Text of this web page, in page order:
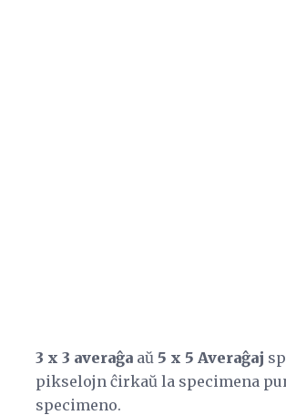
3 x 3 averaĝa aŭ 5 x 5 Averaĝaj
pikselojn ĉirkaŭ la specimena
specimeno.